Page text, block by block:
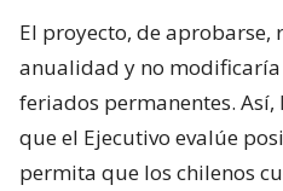
El proyecto, de aprobarse,
anualidad y no
feriados permanentes.
que el Ejecutivo evalúe
permita que los chilenos